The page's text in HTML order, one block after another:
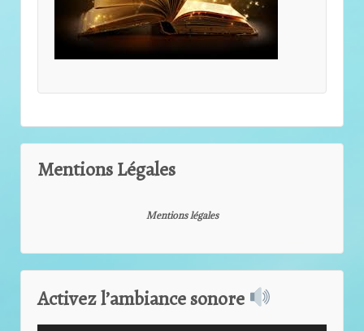
Mentions Légales
Mentions légales
Activez l’ambiance sonore